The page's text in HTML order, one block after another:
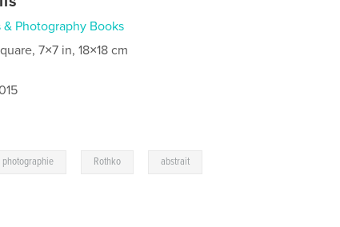
& Photography Books
7×7 in, 18×18 cm
photographie Rothko abstrait